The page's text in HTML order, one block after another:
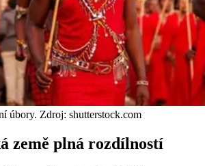
úbory. Zdroj: shutterstock.com
země plná rozdílností